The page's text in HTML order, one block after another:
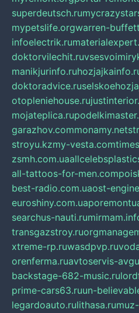
superdeutsch.ru
mypetslife.orgwarren-
infoelectrik.ru
doktorvilechit.ru
manikjurinfo.ru
doktoradvice.ru
otopleniehouse.ru
mojateplica.ru
garazhov.commonamy.net
stroyu.kzmy-vesta.com
zsmh.com.ua
all-tattoos-for-men.com
best-radio.com.uaost-
euroshiny.com.ua
searchus-nauti.ru
transgazstroy.ru
xtreme-rp.ruwasdpvp.ru
orenferma.ruavtoservis-
backstage-682-music.ru
prime-cars63.ruun-
legardoauto.rulithasa.ru